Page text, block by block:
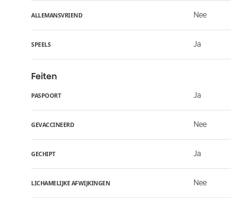
ALLEMANSVRIEND Nee
SPEELS Ja
Feiten
PASPOORT Ja
GEVACCINEERD Nee
GECHIPT Ja
LICHAMELIJKE AFWIJKINGEN Nee